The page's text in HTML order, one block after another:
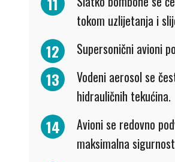
tokom uzlijetanja i
Supersonični avioni
Vodeni aerosol se
hidrauličnih tekućina.
Avioni se redovno
maksimalna